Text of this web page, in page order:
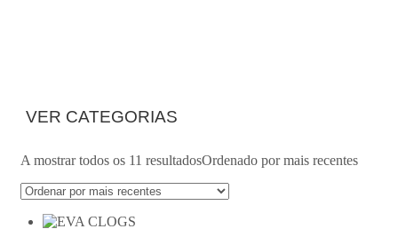
VER CATEGORIAS
A mostrar todos os 11 resultadosOrdenado por mais recentes